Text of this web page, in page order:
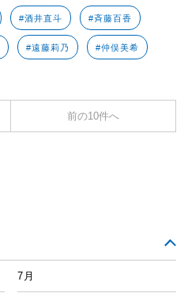
#酒井直斗 #斉藤百香
#遠藤莉乃 #仲俣美希
前の10件へ
7月